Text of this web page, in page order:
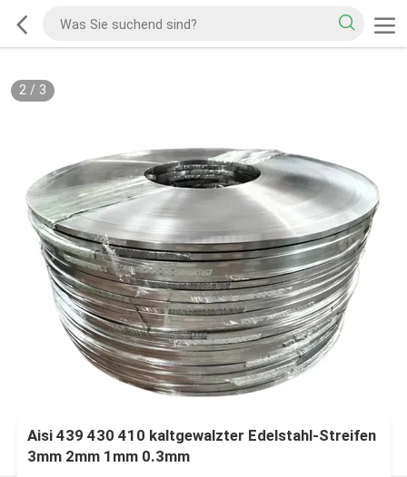
2/ 3
Aisi 439 430 410 kaltgewalzter Edelstahl-Streifen
3mm 2mm 1mm 0.3mm